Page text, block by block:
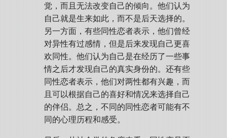
觉，而且无法改变自己的倾向。他们认为
自己就是生来如此，而不是后天选择的。
另一方面，有些同性恋者表示，他们曾经
对异性有过感情，但是后来发现自己更喜
欢同性。他们认为自己是在经历了一些事
情之后才发现自己的真实身份的。还有些
同性恋者表示，他们对两性都有兴趣，而
且可以根据自己的喜好和情况来选择自己
的伴侣。总之，不同的同性恋者可能有不
同的心理历程和感受。